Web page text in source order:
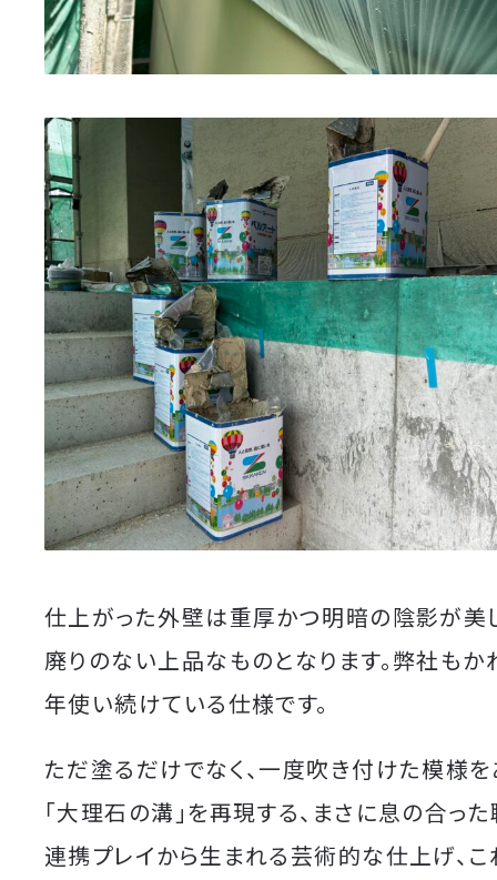
仕上がった外壁は重厚かつ明暗の陰影が美
廃りのない上品なものとなります。弊社も
年使い続けている仕様です。
ただ塗るだけでなく、一度吹き付けた模様を
「大理石の溝」を再現する、まさに息の合っ
連携プレイから生まれる芸術的な仕上げ、